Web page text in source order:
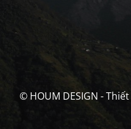
© HOUM DESIGN -